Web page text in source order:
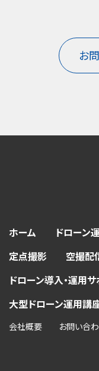
お
ホーム ドローン
定点撮影
空撮配
ドローン導入・運用サ
大型ドローン運用講
会社概要 お問い合